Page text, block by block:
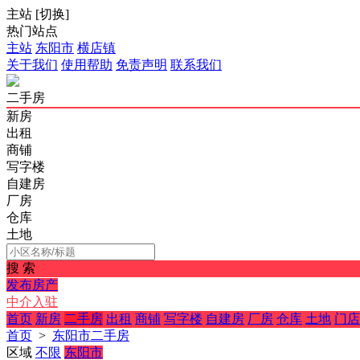
主站 [切换]
热门站点
主站 东阳市 横店镇
关于我们 使用帮助 免责声明 联系我们
二手房
新房
出租
商铺
写字楼
自建房
厂房
仓库
土地
搜 索
发布房产
中介入驻
首页 新房 二手房 出租 商铺 写字楼 自建房 厂房 仓库 土地 门店
首页 > 东阳市二手房
区域 不限 东阳市